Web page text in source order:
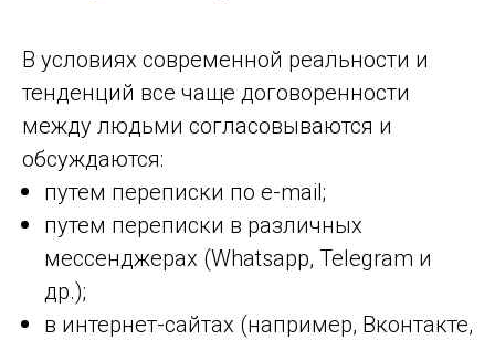
В условиях современной реальности и
тенденций все чаще договоренности
между людьми согласовываются и
обсуждаются:
путем переписки по e-mail;
путем переписки в различных
мессенджерах (Whatsapp, Telegram и
др.);
в интернет-сайтах (например, Вконтакте,